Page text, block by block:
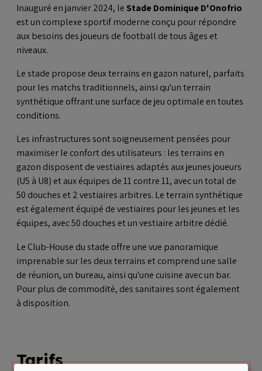
Inauguré en janvier 2024, le Stade Dominique D'Onofrio
est un complexe sportif moderne conçu pour répondre
aux besoins des joueurs de football de tous âges et
niveaux.
Le stade propose deux terrains en gazon naturel, parfaits
pour les matchs traditionnels, ainsi qu'un terrain
synthétique offrant une surface de jeu optimale en toutes
conditions.
Les infrastructures sont soigneusement pensées pour
maximiser le confort des utilisateurs : les terrains en
gazon disposent de vestiaires adaptés aux jeunes joueurs
(U5 à U8) et aux équipes de 11 contre 11, avec un total de
50 douches et 2 vestiaires arbitres. Le terrain synthétique
est également équipé de vestiaires pour les jeunes et les
équipes, avec 50 douches et un vestiaire arbitre dédié.
Le Club-House du stade offre une vue panoramique
imprenable sur les deux terrains et comprend une salle
de réunion, un bureau, ainsi qu'une cuisine avec un bar.
Pour plus de commodité, des sanitaires sont également
à disposition.
Tarifs